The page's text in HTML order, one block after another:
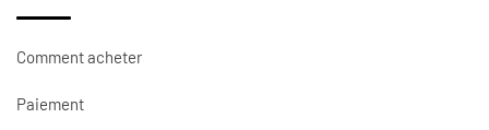
Comment acheter
Paiement